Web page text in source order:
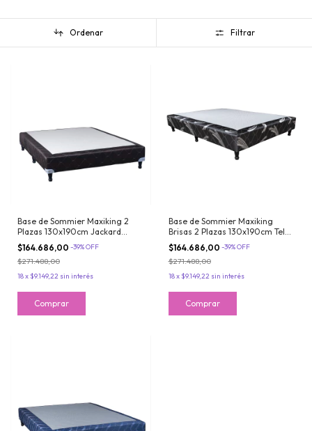
Ordenar Filtrar
Base de Sommier Maxiking 2
Plazas 130x190cm Jackard
Resistente
$164.686,00 -39%OFF
$271.488,00
18x $9.149,22 sin interés
Base de Sommier Maxiking
Brisas 2 Plazas 130x190cm Tela
de Jackard
$164.686,00 -39%OFF
$271.488,00
18x $9.149,22 sin interés